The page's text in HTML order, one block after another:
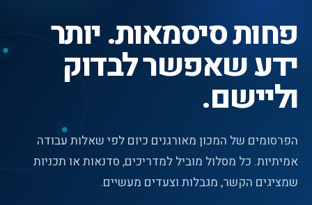
פחות סיסמאות. יותר
ידע שאפשר לבדוק
וליישם.
הפרסומים של המכון מאורגנים כיום לפי שאלות עבודה
אמיתיות. כל מסלול מוביל למדריכים, סדנאות או תכניות
שמציגים הקשר, מגבלות וצעדים מעשיים.